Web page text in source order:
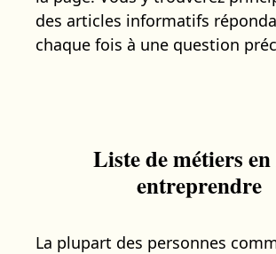
des articles informatifs
chaque fois à une question
Liste de métiers
entreprendre
La plupart des personnes